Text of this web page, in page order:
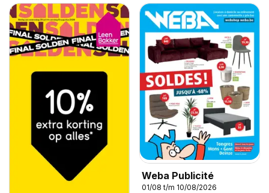
Weba Publicité
01/08 t/m 10/08/2026